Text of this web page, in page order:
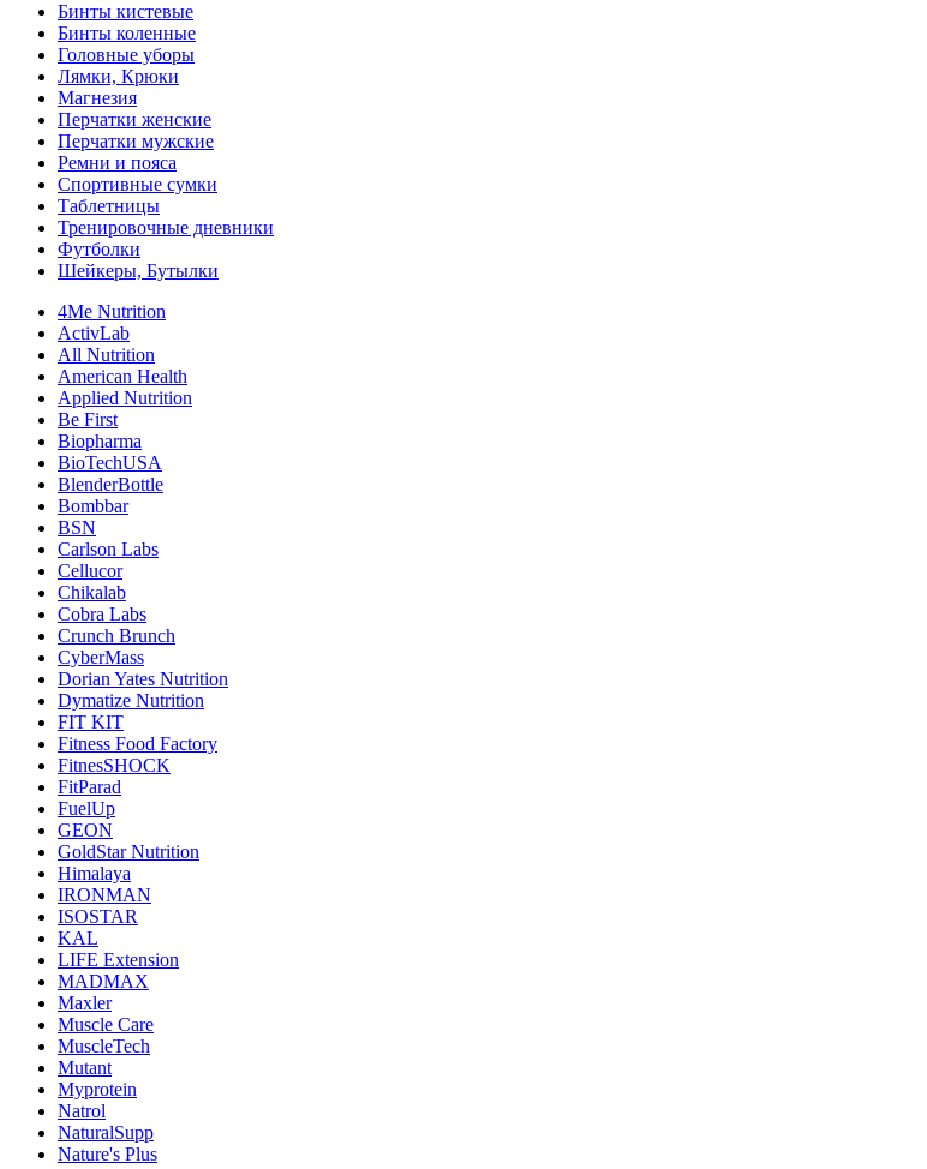
Бинты кистевые
Бинты коленные
Головные уборы
Лямки, Крюки
Магнезия
Перчатки женские
Перчатки мужские
Ремни и пояса
Спортивные сумки
Таблетницы
Тренировочные дневники
Футболки
Шейкеры, Бутылки
4Me Nutrition
ActivLab
All Nutrition
American Health
Applied Nutrition
Be First
Biopharma
BioTechUSA
BlenderBottle
Bombbar
BSN
Carlson Labs
Cellucor
Chikalab
Cobra Labs
Crunch Brunch
CyberMass
Dorian Yates Nutrition
Dymatize Nutrition
FIT KIT
Fitness Food Factory
FitnesSHOCK
FitParad
FuelUp
GEON
GoldStar Nutrition
Himalaya
IRONMAN
ISOSTAR
KAL
LIFE Extension
MADMAX
Maxler
Muscle Care
MuscleTech
Mutant
Myprotein
Natrol
NaturalSupp
Nature's Plus